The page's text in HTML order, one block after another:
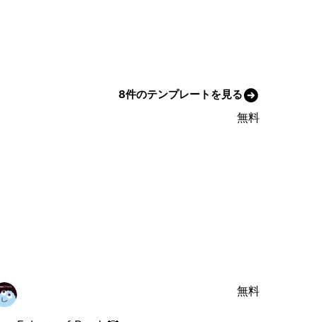
8件のテンプレートを見る
無料
無料